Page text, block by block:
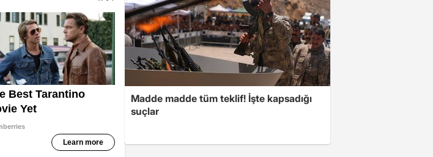
Madde madde tüm teklif! İşte kapsadığı
suçlar